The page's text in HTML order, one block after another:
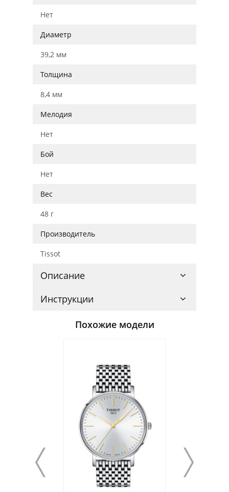
Нет
Диаметр
39,2 мм
Толщина
8,4 мм
Мелодия
Нет
Бой
Нет
Вес
48 г
Производитель
Tissot
Описание
Инструкции
Похожие модели